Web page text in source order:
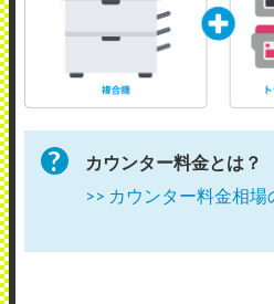
カウンター料金とは？
>> カウンター料金相